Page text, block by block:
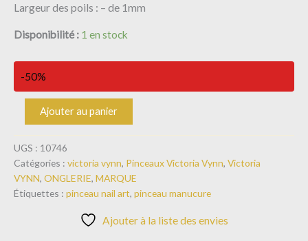
Largeur des poils : – de 1mm
Disponibilité : 1 en stock
-50%
Ajouter au panier
UGS : 10746
Catégories : victoria vynn, Pinceaux Victoria Vynn, Victoria
VYNN, ONGLERIE, MARQUE
Étiquettes : pinceau nail art, pinceau manucure
Ajouter à la liste des envies